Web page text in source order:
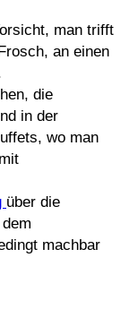
man trifft
an einen
die
in der
wo man
über die
machbar